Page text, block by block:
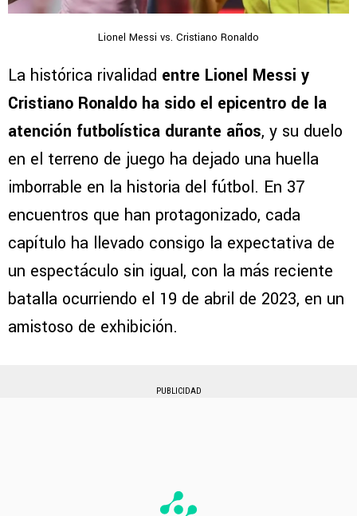
Lionel Messi vs. Cristiano Ronaldo
La histórica rivalidad entre Lionel Messi y
Cristiano Ronaldo ha sido el epicentro de la
atención futbolística durante años, y su duelo
en el terreno de juego ha dejado una huella
imborrable en la historia del fútbol. En 37
encuentros que han protagonizado, cada
capítulo ha llevado consigo la expectativa de
un espectáculo sin igual, con la más reciente
batalla ocurriendo el 19 de abril de 2023, en un
amistoso de exhibición.
PUBLICIDAD